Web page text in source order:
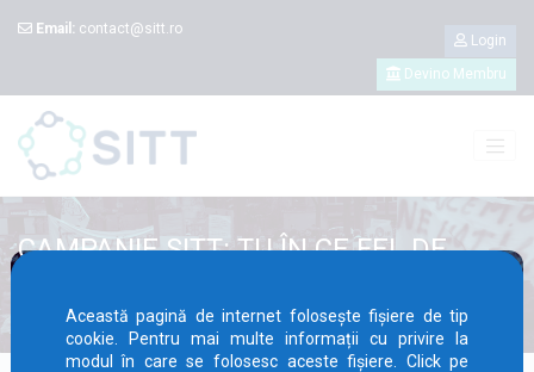
Email: contact@sitt.ro
Login
Devino Membru
CAMPANIE SITT: TU ÎN CE FEL DE
Această pagină de internet folosește fișiere de tip
cookie. Pentru mai multe informații cu privire la
modul în care se folosesc aceste fișiere. Click pe